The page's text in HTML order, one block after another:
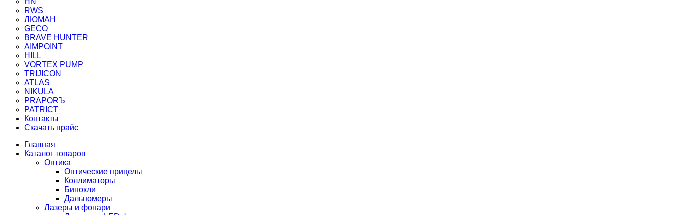
HN
RWS
ЛЮМАН
GECO
BRAVE HUNTER
AIMPOINT
HILL
VORTEX PUMP
TRIJICON
ATLAS
NIKULA
PRAPORЪ
PATRICT
Контакты
Скачать прайс
Главная
Каталог товаров
Оптика
Оптические прицелы
Коллиматоры
Бинокли
Дальномеры
Лазеры и фонари